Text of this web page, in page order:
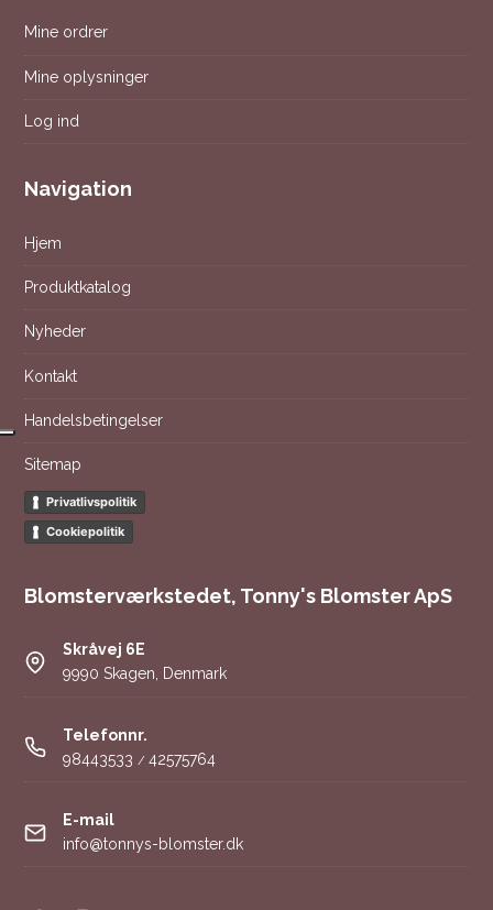
Mine ordrer
Mine oplysninger
Log ind
Navigation
Hjem
Produktkatalog
Nyheder
Kontakt
Handelsbetingelser
Sitemap
Privatlivspolitik
Cookiepolitik
Blomsterværkstedet, Tonny's Blomster ApS
Skråvej 6E
9990 Skagen, Denmark
Telefonnr.
98443533 /42575764
E-mail
info@tonnys-blomster.dk